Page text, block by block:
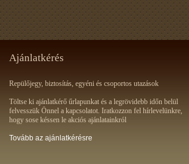
Ajánlatkérés
Repülőjegy, biztosítás, egyéni és csoportos utazások
Töltse ki ajánlatkérő űrlapunkat és a legrövidebb időn belül
felvesszük Önnel a kapcsolatot. Iratkozzon fel hírlevelünkre,
hogy sose késsen le akciós ajánlatainkról
Tovább az ajánlatkérésre